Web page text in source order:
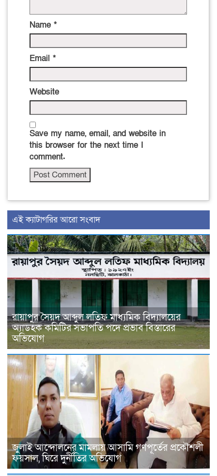
Name *
Email *
Website
Save my name, email, and website in
this browser for the next time I
comment.
‍এই ক্যাটাগরির ‍আরো সংবাদ
রায়াপুর সৈয়দ আব্দুল লতিফ মাধ্যমিক বিদ্যালয়ের
অ্যাডহক কমিটির সভাপতি পদে প্রভাব বিস্তারের
অভিযোগ
জুলাই আন্দোলনের মামলায় আসামি গণপূর্তের প্রকৌশলী
ফয়সাল, ঘিরে দুর্নীতির অভিযোগ